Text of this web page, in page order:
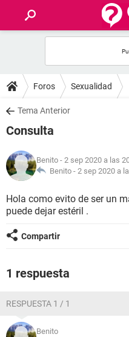
FOROS
SALUD
NUTRICIÓN
BIENESTAR
SEXUALIDAD
Foros Sexualidad
Tema Anterior
Consulta
Benito - 2 sep 2020 a las
Benito - 2 sep 2020 a
Hola como evito de ser un
puede dejar estéril .
Compartir
1 respuesta
RESPUESTA 1 / 1
Benito